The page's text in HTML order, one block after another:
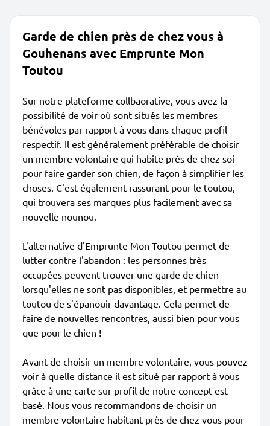
Garde de chien près de chez vous à
Gouhenans avec Emprunte Mon
Toutou
Sur notre plateforme collbaorative, vous avez la
possibilité de voir où sont situés les membres
bénévoles par rapport à vous dans chaque profil
respectif. Il est généralement préférable de choisir
un membre volontaire qui habite près de chez soi
pour faire garder son chien, de façon à simplifier les
choses. C'est également rassurant pour le toutou,
qui trouvera ses marques plus facilement avec sa
nouvelle nounou.
L'alternative d'Emprunte Mon Toutou permet de
lutter contre l'abandon : les personnes très
occupées peuvent trouver une garde de chien
lorsqu'elles ne sont pas disponibles, et permettre au
toutou de s'épanouir davantage. Cela permet de
faire de nouvelles rencontres, aussi bien pour vous
que pour le chien !
Avant de choisir un membre volontaire, vous pouvez
voir à quelle distance il est situé par rapport à vous
grâce à une carte sur profil de notre concept est
basé. Nous vous recommandons de choisir un
membre volontaire habitant près de chez vous pour